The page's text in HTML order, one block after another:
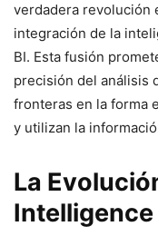
verdadera revolución
integración de la
BI. Esta fusión
precisión del análisis
fronteras en la forma
y utilizan la
La
Intelligence